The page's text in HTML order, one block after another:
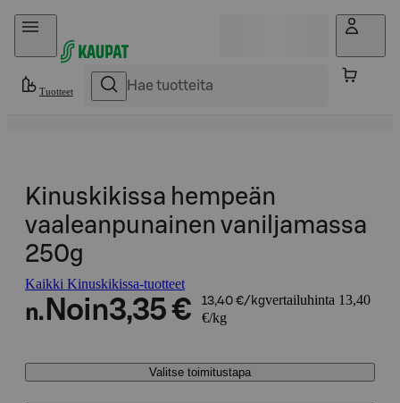
Hyppää sisältöön
Tuotteet
Kinuskikissa hempeän
vaaleanpunainen vaniljamassa
250g
Kaikki Kinuskikissa-tuotteet
n. Noin3,35 € 13,40 €/kgvertailuhinta 13,40
€/kg
Valitse toimitustapa